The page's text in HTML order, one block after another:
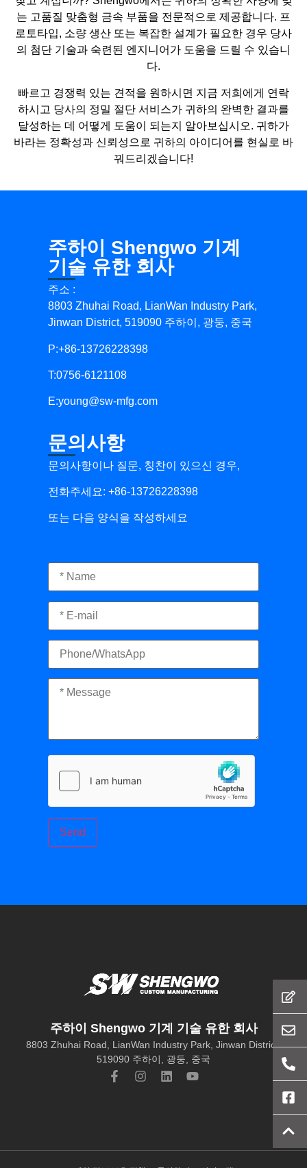
는 고품질 맞춤형 금속 부품을 전문적으로 제공합니다. 프
로토타입, 소량 생산 또는 복잡한 설계가 필요한 경우 당사
의 첨단 기술과 숙련된 엔지니어가 도움을 드릴 수 있습니
다.
빠르고 경쟁력 있는 견적을 원하시면 지금 저희에게 연락
하시고 당사의 정밀 절단 서비스가 귀하의 완벽한 결과를
달성하는 데 어떻게 도움이 되는지 알아보십시오. 귀하가
바라는 정확성과 신뢰성으로 귀하의 아이디어를 현실로 바
꿔드리겠습니다!
문의사항
문의사항이나 질문, 칭찬이 있으신 경우,
전화주세요: +86-13726228398
또는 다음 양식을 작성하세요
주하이 Shengwo 기계
기술 유한 회사
주소 :
8803 Zhuhai Road, LianWan Industry Park,
Jinwan District, 519090 주하이, 광둥, 중국
P:+86-13726228398
T:0756-6121108
E:young@sw-mfg.com
주하이 Shengwo 기계 기술 유한 회사
8803 Zhuhai Road, LianWan Industry Park, Jinwan District,
519090 주하이, 광둥, 중국